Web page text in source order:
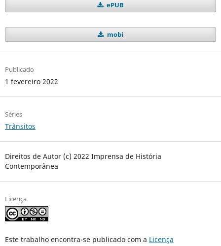
ePUB
mobi
Publicado
1 fevereiro 2022
Séries
Trânsitos
Direitos de Autor (c) 2022 Imprensa de História
Contemporânea
Licença
Este trabalho encontra-se publicado com a Licença